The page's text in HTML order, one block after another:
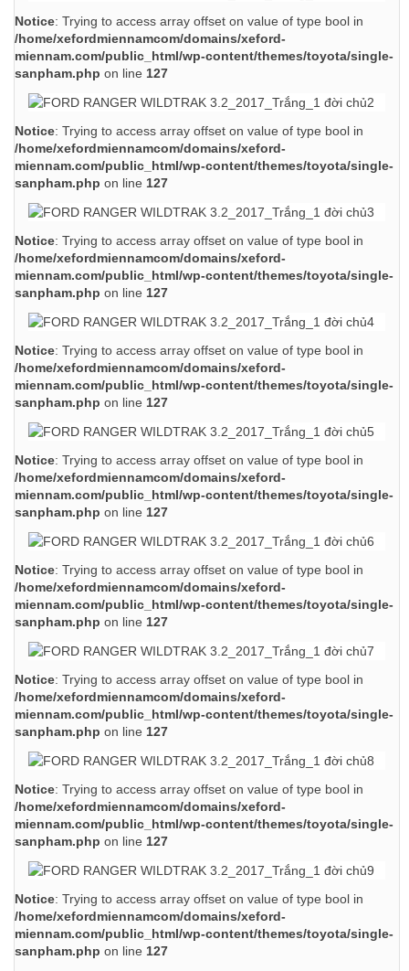
Notice: Trying to access array offset on value of type bool in
/home/xefordmiennamcom/domains/xeford-
miennam.com/public_html/wp-content/themes/toyota/single-
sanpham.php on line 127
Notice: Trying to access array offset on value of type bool in
/home/xefordmiennamcom/domains/xeford-
miennam.com/public_html/wp-content/themes/toyota/single-
sanpham.php on line 127
Notice: Trying to access array offset on value of type bool in
/home/xefordmiennamcom/domains/xeford-
miennam.com/public_html/wp-content/themes/toyota/single-
sanpham.php on line 127
Notice: Trying to access array offset on value of type bool in
/home/xefordmiennamcom/domains/xeford-
miennam.com/public_html/wp-content/themes/toyota/single-
sanpham.php on line 127
Notice: Trying to access array offset on value of type bool in
/home/xefordmiennamcom/domains/xeford-
miennam.com/public_html/wp-content/themes/toyota/single-
sanpham.php on line 127
Notice: Trying to access array offset on value of type bool in
/home/xefordmiennamcom/domains/xeford-
miennam.com/public_html/wp-content/themes/toyota/single-
sanpham.php on line 127
Notice: Trying to access array offset on value of type bool in
/home/xefordmiennamcom/domains/xeford-
miennam.com/public_html/wp-content/themes/toyota/single-
sanpham.php on line 127
Notice: Trying to access array offset on value of type bool in
/home/xefordmiennamcom/domains/xeford-
miennam.com/public_html/wp-content/themes/toyota/single-
sanpham.php on line 127
Notice: Trying to access array offset on value of type bool in
/home/xefordmiennamcom/domains/xeford-
miennam.com/public_html/wp-content/themes/toyota/single-
sanpham.php on line 127